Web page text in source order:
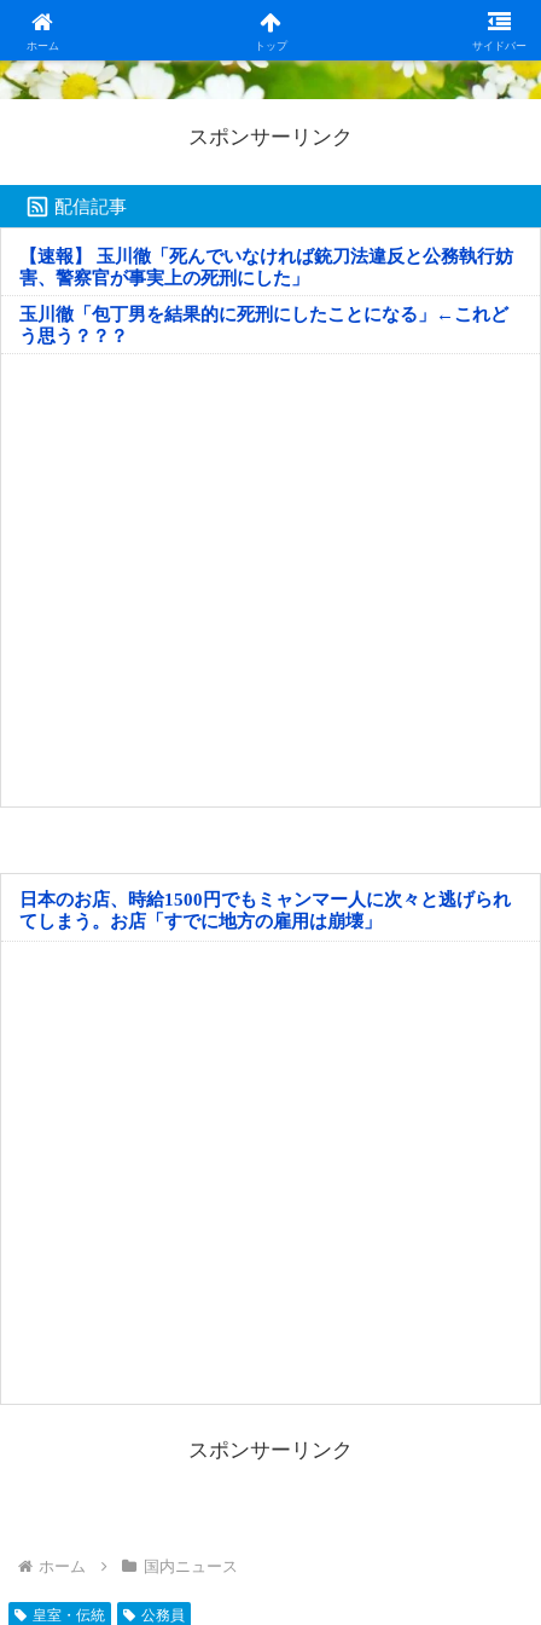
ホーム トップ サイドバー
日本第一！ニュース録
スポンサーリンク
配信記事
【速報】 玉川徹「死んでいなければ銃刀法違反と公務執行妨
害、警察官が事実上の死刑にした」
玉川徹「包丁男を結果的に死刑にしたことになる」←これど
う思う？？？
日本のお店、時給1500円でもミャンマー人に次々と逃げられ
てしまう。お店「すでに地方の雇用は崩壊」
スポンサーリンク
ホーム 国内ニュース
皇室・伝統 公務員